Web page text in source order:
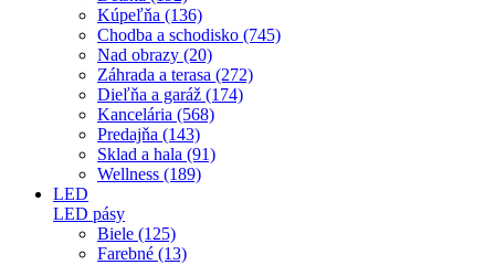
Kúpeľňa (136)
Chodba a schodisko (745)
Nad obrazy (20)
Záhrada a terasa (272)
Dieľňa a garáž (174)
Kancelária (568)
Predajňa (143)
Sklad a hala (91)
Wellness (189)
LED
LED pásy
Biele (125)
Farebné (13)